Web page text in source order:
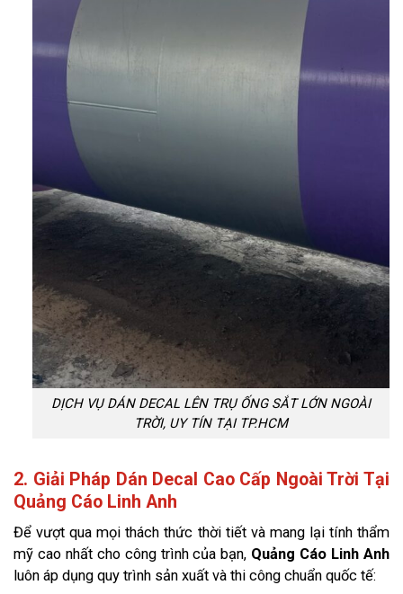
DỊCH VỤ DÁN DECAL LÊN TRỤ ỐNG SẮT LỚN NGOÀI
TRỜI, UY TÍN TẠI TP.HCM
2. Giải Pháp Dán Decal Cao Cấp Ngoài Trời Tại
Quảng Cáo Linh Anh
Để vượt qua mọi thách thức thời tiết và mang lại tính thẩm
mỹ cao nhất cho công trình của bạn, Quảng Cáo Linh Anh
luôn áp dụng quy trình sản xuất và thi công chuẩn quốc tế: